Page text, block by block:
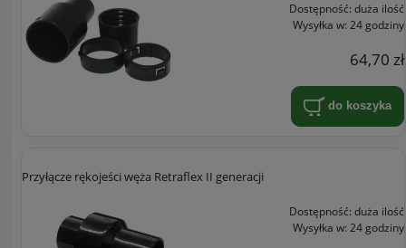
Dostępność: duża ilość
Wysyłka w: 24 godziny
64,70 zł
do koszyka
Przyłącze rękojeści węża Retraflex II generacji
Dostępność: duża ilość
Wysyłka w: 24 godziny